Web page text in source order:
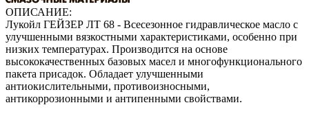
ОПИСАНИЕ:
Лукойл ГЕЙЗЕР ЛТ 68 - Всесезонное гидравлическое масло с
улучшенными вязкостными характеристиками, особенно при
низких температурах. Производится на основе
высококачественных базовых масел и многофункционального
пакета присадок. Обладает улучшенными
антиокислительными, противоизносными,
антикоррозионными и антипенными свойствами.